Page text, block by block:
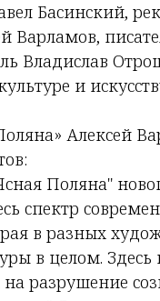
Басинский,
Варламов,
Владислав
и
Алексей
Поляна"
спектр
в разных
в целом.
разрушение